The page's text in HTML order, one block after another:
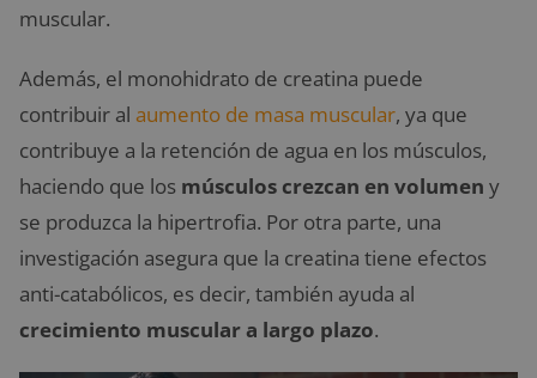
muscular.
Además, el monohidrato de creatina puede
contribuir al aumento de masa muscular, ya que
contribuye a la retención de agua en los músculos,
haciendo que los músculos crezcan en volumen y
se produzca la hipertrofia. Por otra parte, una
investigación asegura que la creatina tiene efectos
anti-catabólicos, es decir, también ayuda al
crecimiento muscular a largo plazo.